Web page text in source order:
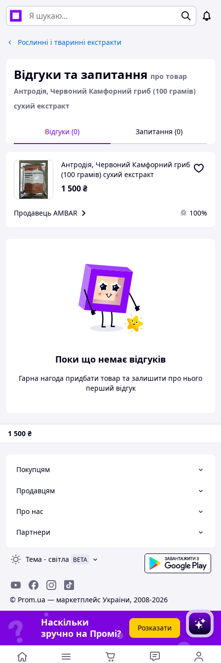
Рослинні і тваринні екстракти
Відгуки та запитання про товар
Антродія, Червоний Камфорний гриб (100 грамів)
сухий екстракт
Відгуки (0) Запитання (0)
Поки що немає відгуків
Гарна нагода придбати товар та залишити про нього
перший відгук
Антродія, Червоний Камфорний гриб
(100 грамів) сухий екстракт
1 500₴
Продавець AMBAR 100%
1 500 ₴
Покупцям
Продавцям
Про нас
Партнери
Тема - світла BETA
© Prom.ua — маркетплейс України, 2008-2026
Наскільки
зручно на Промі?
Розказати